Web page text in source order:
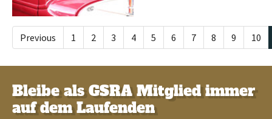
Previous 1 2 3 4 5 6 7 8 9 10
Bleibe als GSRA Mitglied immer
auf dem Laufenden